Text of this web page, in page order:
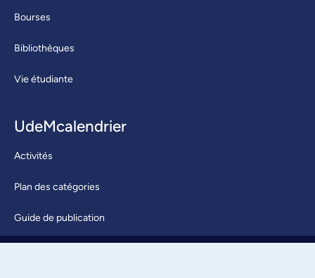
Bourses
Bibliothèques
Vie étudiante
UdeMcalendrier
Activités
Plan des catégories
Guide de publication